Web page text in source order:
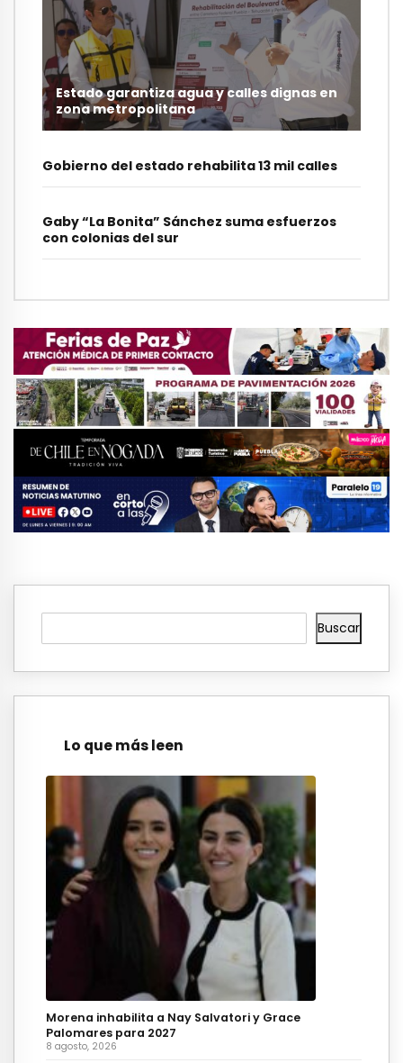
Estado garantiza agua y calles dignas en
zona metropolitana
Gobierno del estado rehabilita 13 mil calles
Gaby “La Bonita” Sánchez suma esfuerzos
con colonias del sur
Buscar
Lo que más leen
Morena inhabilita a Nay Salvatori y Grace
Palomares para 2027
8 agosto, 2026